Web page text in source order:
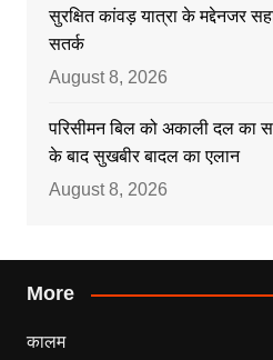
सुरक्षित कांवड़ यात्रा के मद्देनजर
सतर्क
August 8, 2026
परिसीमन बिल को अकाली दल का
के बाद सुखबीर बादल का एलान
August 8, 2026
More
कालम